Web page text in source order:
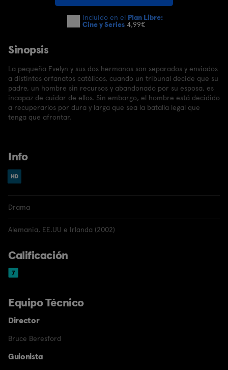
Incluido en el Plan Libre:
Cine y Series 4,99€
Sinopsis
La pequeña Evelyn y sus dos hermanos son separados y enviados
a distintos orfanatos católicos, cuando un tribunal decide que su
padre, un hombre sin recursos y abandonado por su esposa, es
incapaz de cuidar de ellos. Sin embargo, el hombre está decidido
a recuperarlos por dura y larga que sea la batalla legal que
tenga que afrontar.
Info
Drama
Alemania, EE.UU e Irlanda (2002)
Calificación
Equipo Técnico
Director
Bruce Beresford
Guionista